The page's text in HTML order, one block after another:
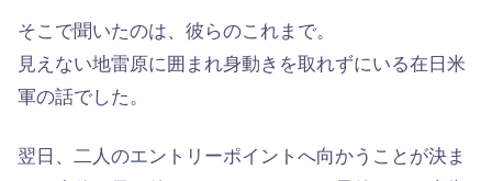
そこで聞いたのは、彼らのこれまで。
見えない地雷原に囲まれ身動きを取れずにいる在日米
軍の話でした。
翌日、二人のエントリーポイントへ向かうことが決ま